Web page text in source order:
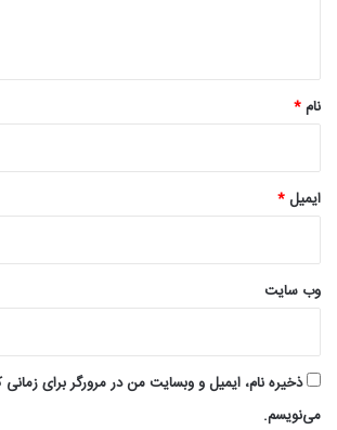
نام*
ایمیل *
وب‌ سایت
ذخیره نام، ایمیل و وبسایت من در مرورگر برای زمانی
می‌نویسم.